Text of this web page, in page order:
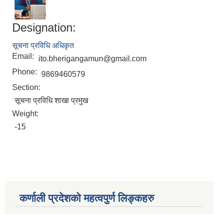
Designation:
सूचना प्रविधि अधिकृत
Email:
ito.bherigangamun@gmail.com
Phone: 9869460579
Section:
सूचना प्रविधि शाखा प्रमुख
Weight:
-15
कर्णाली प्रदेशको महत्वपुर्ण लिङ्कहरु